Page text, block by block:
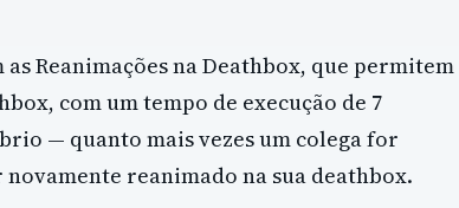
Reanimações na Deathbox, que permitem
com um tempo de execução de 7
— quanto mais vezes um colega for
reanimado na sua deathbox.